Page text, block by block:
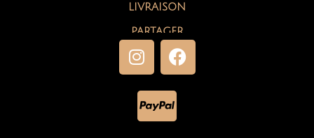
LIVRAISON
PARTAGER